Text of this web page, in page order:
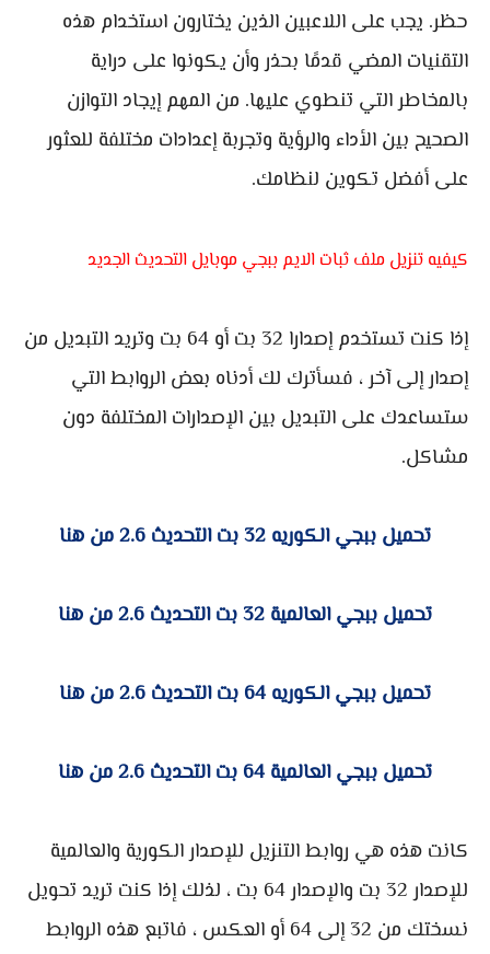
حظر. يجب على اللاعبين الذين يختارون استخدام هذه
التقنيات المضي قدمًا بحذر وأن يكونوا على دراية
بالمخاطر التي تنطوي عليها. من المهم إيجاد التوازن
الصحيح بين الأداء والرؤية وتجربة إعدادات مختلفة للعثور
على أفضل تكوين لنظامك.
كيفيه تنزيل ملف ثبات الايم ببجي موبايل التحديث الجديد
إذا كنت تستخدم إصدارا 32 بت أو 64 بت وتريد التبديل من
إصدار إلى آخر ، فسأترك لك أدناه بعض الروابط التي
ستساعدك على التبديل بين الإصدارات المختلفة دون
مشاكل.
تحميل ببجي الكوريه 32 بت التحديث 2.6 من هنا
تحميل ببجي العالمية 32 بت التحديث 2.6 من هنا
تحميل ببجي الكوريه 64 بت التحديث 2.6 من هنا
تحميل ببجي العالمية 64 بت التحديث 2.6 من هنا
كانت هذه هي روابط التنزيل للإصدار الكورية والعالمية
للإصدار 32 بت والإصدار 64 بت ، لذلك إذا كنت تريد تحويل
نسختك من 32 إلى 64 أو العكس ، فاتبع هذه الروابط